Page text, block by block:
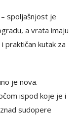
spoljašnjost je
a vrata imaju
praktičan kutak za
je nova.
ispod koje je i
sudopere